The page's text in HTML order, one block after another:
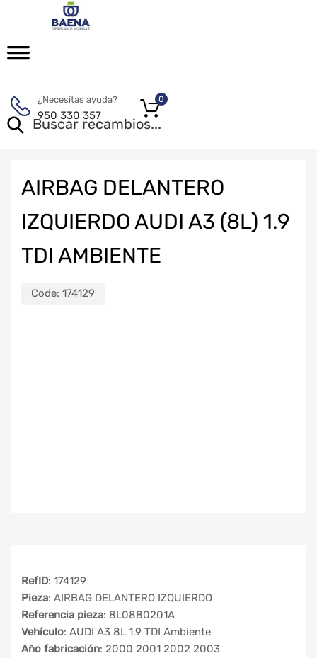
¿Necesitas ayuda?
950 330 357
0
AIRBAG DELANTERO
IZQUIERDO AUDI A3 (8L) 1.9
TDI AMBIENTE
Code: 174129
RefID: 174129
Pieza: AIRBAG DELANTERO IZQUIERDO
Referencia pieza: 8L0880201A
Vehículo: AUDI A3 8L 1.9 TDI Ambiente
Año fabricación: 2000 2001 2002 2003